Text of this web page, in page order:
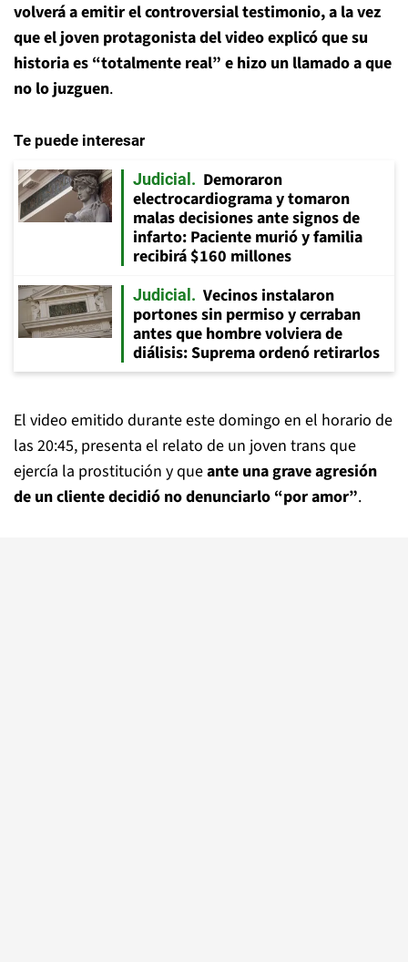
volverá a emitir el controversial testimonio, a la vez
que el joven protagonista del video explicó que su
historia es “totalmente real” e hizo un llamado a que
no lo juzguen.
Te puede interesar
Judicial
Demoraron
electrocardiograma y tomaron
malas decisiones ante signos de
infarto: Paciente murió y familia
recibirá $160 millones
Judicial
Vecinos instalaron
portones sin permiso y cerraban
antes que hombre volviera de
diálisis: Suprema ordenó retirarlos
El video emitido durante este domingo en el horario de
las 20:45, presenta el relato de un joven trans que
ejercía la prostitución y queante una grave agresión
de un cliente decidió no denunciarlo “por amor”.